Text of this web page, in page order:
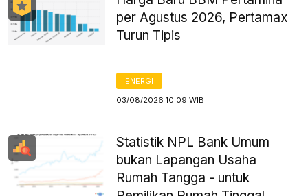
per Agustus 2026, Pertamax
Turun Tipis
ENERGI
03/08/2026 10:09 WIB
Statistik NPL Bank Umum
bukan Lapangan Usaha
Rumah Tangga - untuk